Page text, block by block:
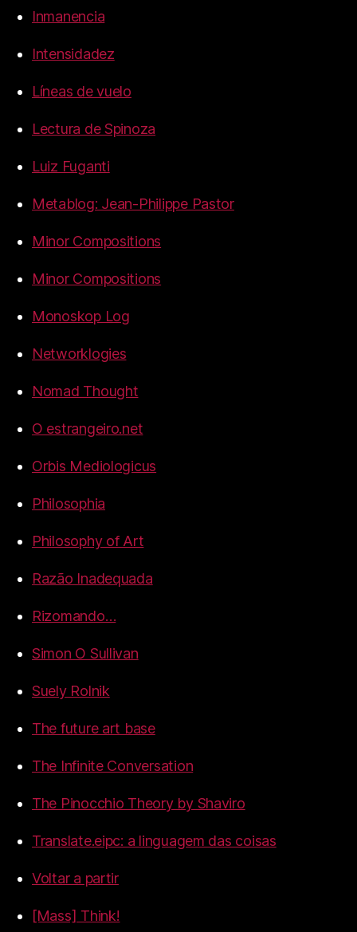
Inmanencia
Intensidadez
Líneas de vuelo
Lectura de Spinoza
Luiz Fuganti
Metablog: Jean-Philippe Pastor
Minor Compositions
Minor Compositions
Monoskop Log
Networklogies
Nomad Thought
O estrangeiro.net
Orbis Mediologicus
Philosophia
Philosophy of Art
Razão Inadequada
Rizomando…
Simon O Sullivan
Suely Rolnik
The future art base
The Infinite Conversation
The Pinocchio Theory by Shaviro
Translate.eipc: a linguagem das coisas
Voltar a partir
[Mass] Think!